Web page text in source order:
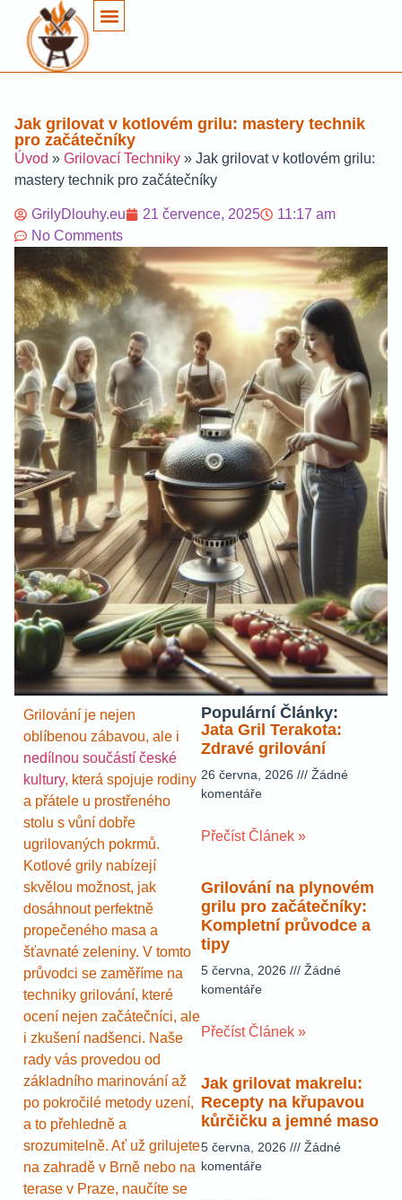
Jak grilovat v kotlovém grilu: mastery technik
pro začátečníky
Úvod » Grilovací Techniky » Jak grilovat v kotlovém grilu:
mastery technik pro začátečníky
GrilyDlouhy.eu 21 července, 2025
11:17 am
No Comments
Grilování je nejen
oblíbenou zábavou, ale i
nedílnou součástí české
kultury, která spojuje rodiny
a přátele u prostřeného
stolu s vůní dobře
ugrilovaných pokrmů.
Kotlové grily nabízejí
skvělou možnost, jak
dosáhnout perfektně
propečeného masa a
šťavnaté zeleniny. V tomto
průvodci se zaměříme na
techniky grilování, které
ocení nejen začátečníci, ale
i zkušení nadšenci. Naše
rady vás provedou od
základního marinování až
po pokročilé metody uzení,
a to přehledně a
srozumitelně. Ať už grilujete
na zahradě v Brně nebo na
terase v Praze, naučíte se
Populární Články:
Jata Gril Terakota:
Zdravé grilování
26 června, 2026
Žádné
komentáře
Přečíst Článek »
Grilování na plynovém
grilu pro začátečníky:
Kompletní průvodce a
tipy
5 června, 2026
Žádné
komentáře
Přečíst Článek »
Jak grilovat makrelu:
Recepty na křupavou
kůrčičku a jemné maso
5 června, 2026
Žádné
komentáře